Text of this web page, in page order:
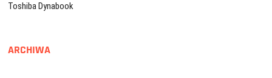
Toshiba Dynabook
ARCHIWA